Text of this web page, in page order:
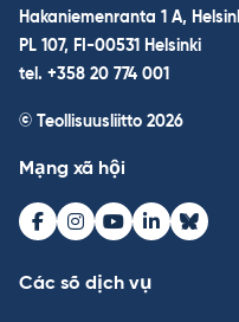
Hakaniemenranta 1 A,
PL 107, FI-00531 Helsinki
tel. +358 20 774 001
© Teollisuusliitto 2026
Mạng xã hội
Facebook
Instagram
Youtube
LinkedIn
Các số dịch vụ